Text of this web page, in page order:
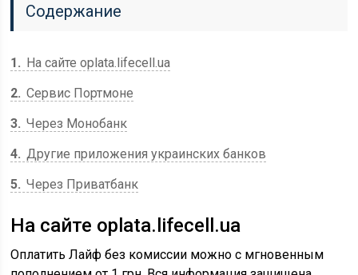
Содержание
1
На сайте oplata.lifecell.ua
2 Сервис Портмоне
3 Через Монобанк
4
Другие приложения украинских банков
5 Через Приватбанк
На сайте oplata.lifecell.ua
Оплатить Лайф без комиссии можно с мгновенным